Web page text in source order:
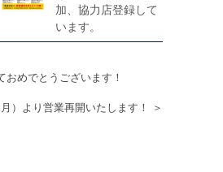
加、協力店登録して
います。
おめでとうございます！
）より営業再開いたします！ ＞